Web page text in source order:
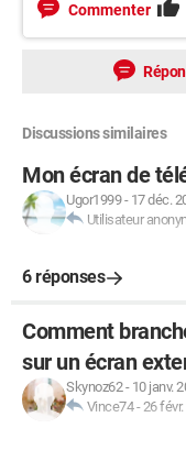
Commenter
Discussions similaires
Mon écran de
Ugor1999- 17 déc.
Utilisateur
6 réponses
Comment
sur un écran
Skynoz62- 10 janv.
Vince74-26